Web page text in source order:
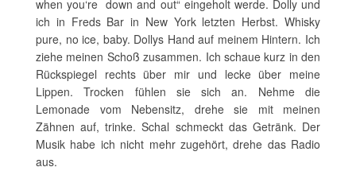
when you‘re down and out“ eingeholt werde. Dolly und
ich in Freds Bar in New York letzten Herbst. Whisky
pure, no ice, baby. Dollys Hand auf meinem Hintern. Ich
ziehe meinen Schoß zusammen. Ich schaue kurz in den
Rückspiegel rechts über mir und lecke über meine
Lippen. Trocken fühlen sie sich an. Nehme die
Lemonade vom Nebensitz, drehe sie mit meinen
Zähnen auf, trinke. Schal schmeckt das Getränk. Der
Musik habe ich nicht mehr zugehört, drehe das Radio
aus.